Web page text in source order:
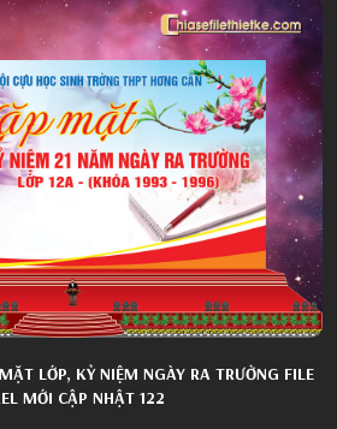
LỚP, KỶ NIỆM NGÀY RA TRƯỜNG FILE
MỚI CẬP NHẬT 122